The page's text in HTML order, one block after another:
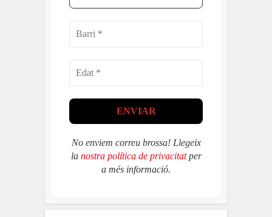
No enviem correu brossa! Llegeix
la nostra política de privacitatper
a més informació.